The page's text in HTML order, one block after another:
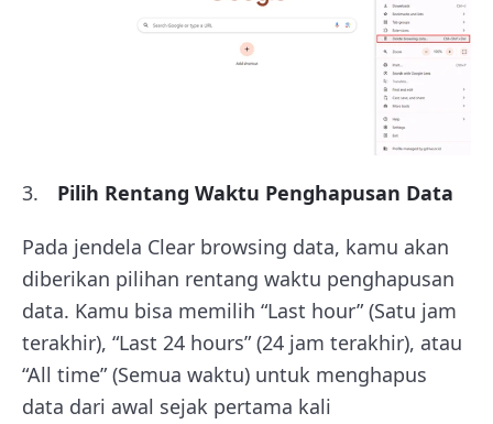
Pilih Rentang Waktu Penghapusan Data
Pada jendela Clear browsing data, kamu akan
diberikan pilihan rentang waktu penghapusan
data. Kamu bisa memilih “Last hour” (Satu jam
terakhir), “Last 24 hours” (24 jam terakhir), atau
“All time” (Semua waktu) untuk menghapus
data dari awal sejak pertama kali